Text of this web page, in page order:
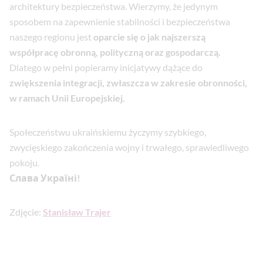
architektury bezpieczeństwa. Wierzymy, że jedynym
sposobem na zapewnienie stabilności i bezpieczeństwa
naszego regionu jest oparcie się o jak najszerszą
współpracę obronną, polityczną oraz gospodarczą.
Dlatego w pełni popieramy inicjatywy dążące do
zwiększenia integracji, zwłaszcza w zakresie obronności,
w ramach Unii Europejskiej.
Społeczeństwu ukraińskiemu życzymy szybkiego,
zwycięskiego zakończenia wojny i trwałego, sprawiedliwego
pokoju.
Слава Україні!
Zdjęcie: Stanisław Trajer